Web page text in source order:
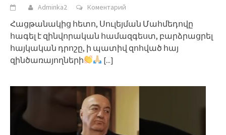
Adminka2 Коментарий
Հացթանակից հետո, Սուլեյման Մահմեդովը
հագել է զինվորական համազգեստ, բարձրացրել
հայկական դրոշը, ի պատիվ զոհված հայ
զինծառայողների
[...]